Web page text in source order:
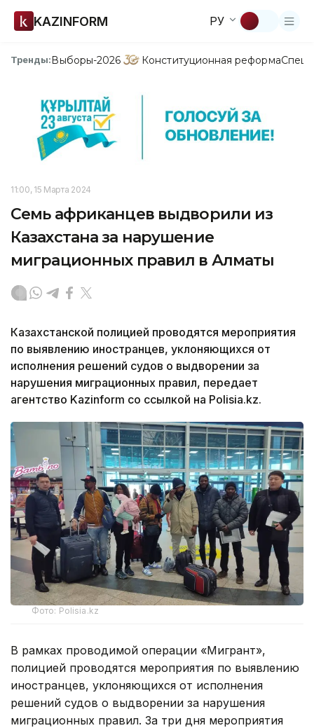
KAZINFORM РУ
Тренды:Выборы-2026 Конституционная реформа
11:00, 15 Марта 2024
Семь африканцев выдворили из
Казахстана за нарушение
миграционных правил в Алматы
Казахстанской полицией проводятся мероприятия
по выявлению иностранцев, уклоняющихся от
исполнения решений судов о выдворении за
нарушения миграционных правил, передает
агентство Kazinform со ссылкой на Polisia.kz.
Фото: Polisia.kz
В рамках проводимой операции «Мигрант»,
полицией проводятся мероприятия по выявлению
иностранцев, уклоняющихся от исполнения
решений судов о выдворении за нарушения
миграционных правил. За три дня мероприятия